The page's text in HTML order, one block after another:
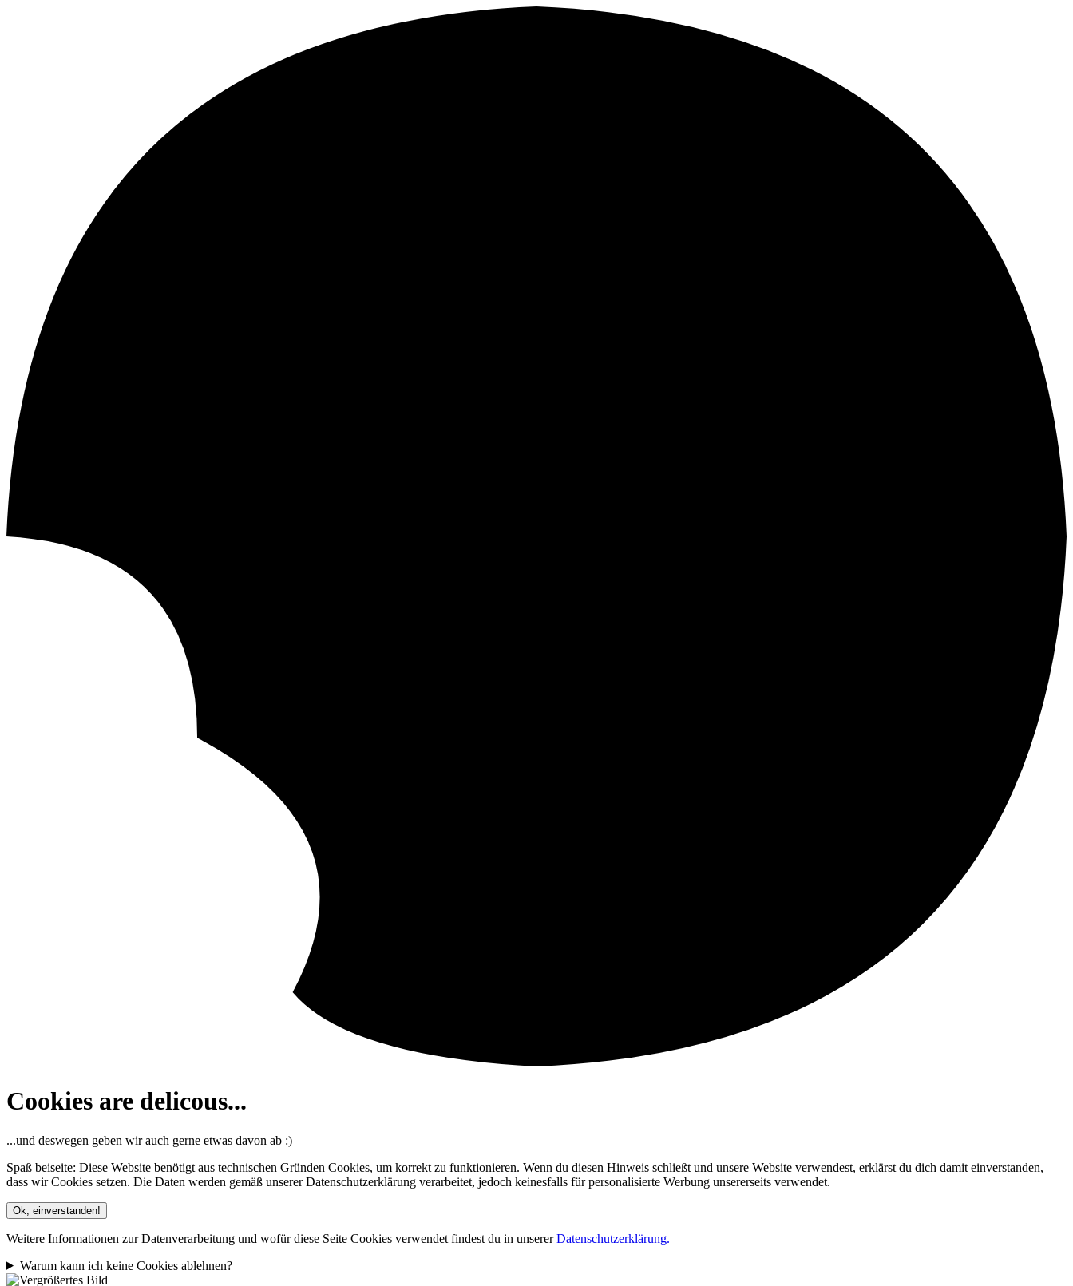
Cookies are delicous...
...und deswegen geben wir auch gerne etwas davon ab :)
Spaß beiseite: Diese Website benötigt aus technischen Gründen Cookies, um korrekt zu funktionieren. Wenn du diesen Hinweis schließt und unsere Website verwendest, erklärst du dich damit einverstanden,
dass wir Cookies setzen. Die Daten werden gemäß unserer Datenschutzerklärung verarbeitet, jedoch keinesfalls für personalisierte Werbung unsererseits verwendet.
Ok, einverstanden!
Weitere Informationen zur Datenverarbeitung und wofür diese Seite Cookies verwendet findest du in unsererDatenschutzerklärung.
Warum kann ich keine Cookies ablehnen?